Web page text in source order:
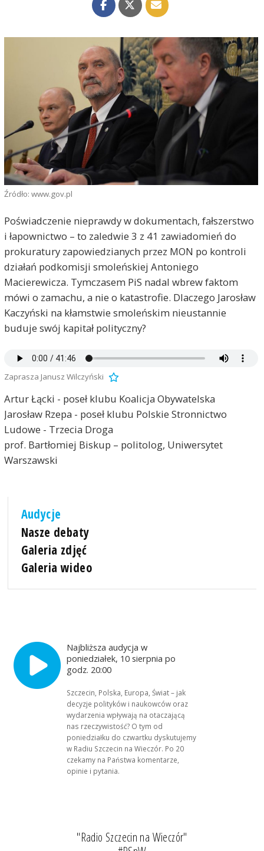
Źródło: www.gov.pl
Poświadczenie nieprawdy w dokumentach, fałszerstwo
i łapownictwo – to zaledwie 3 z 41 zawiadomień do
prokuratury zapowiedzianych przez MON po kontroli
działań podkomisji smoleńskiej Antoniego
Macierewicza. Tymczasem PiS nadal wbrew faktom
mówi o zamachu, a nie o katastrofie. Dlaczego Jarosław
Kaczyński na kłamstwie smoleńskim nieustannie
buduje swój kapitał polityczny?
Zaprasza Janusz Wilczyński
Artur Łącki - poseł klubu Koalicja Obywatelska
Jarosław Rzepa - poseł klubu Polskie Stronnictwo
Ludowe - Trzecia Droga
prof. Bartłomiej Biskup – politolog, Uniwersytet
Warszawski
Audycje
Nasze debaty
Galeria zdjęć
Galeria wideo
Najbliższa audycja w
poniedziałek, 10 sierpnia po
godz. 20:00
Szczecin, Polska, Europa, Świat – jak
decyzje polityków i naukowców oraz
wydarzenia wpływają na otaczającą
nas rzeczywistość? O tym od
poniedziałku do czwartku dyskutujemy
w Radiu Szczecin na Wieczór. Po 20
czekamy na Państwa komentarze,
opinie i pytania.
"Radio Szczecin na Wieczór"